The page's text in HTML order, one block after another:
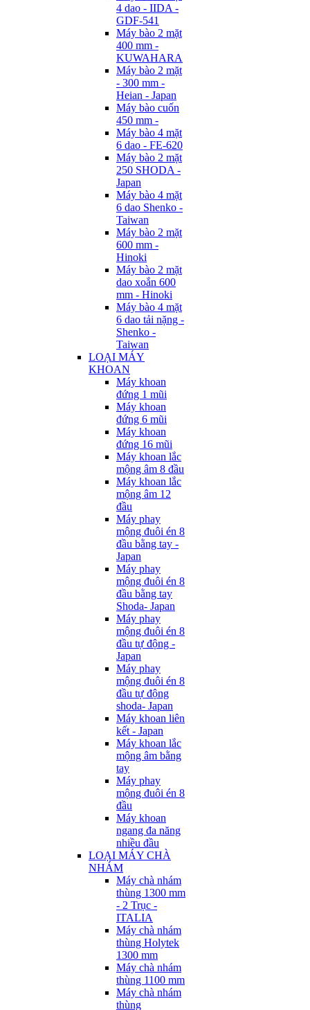
4 dao - IIDA -
GDF-541
Máy bào 2 mặt
400 mm -
KUWAHARA
Máy bào 2 mặt
- 300 mm -
Heian - Japan
Máy bào cuốn
450 mm -
Máy bào 4 mặt
6 dao - FE-620
Máy bào 2 mặt
250 SHODA -
Japan
Máy bào 4 mặt
6 dao Shenko -
Taiwan
Máy bào 2 mặt
600 mm -
Hinoki
Máy bào 2 mặt
dao xoắn 600
mm - Hinoki
Máy bào 4 mặt
6 dao tải nặng -
Shenko -
Taiwan
LOẠI MÁY
KHOAN
Máy khoan
đứng 1 mũi
Máy khoan
đứng 6 mũi
Máy khoan
đứng 16 mũi
Máy khoan lắc
mộng âm 8 đầu
Máy khoan lắc
mộng âm 12
đầu
Máy phay
mộng đuôi én 8
đầu bằng tay -
Japan
Máy phay
mộng đuôi én 8
đầu bằng tay
Shoda- Japan
Máy phay
mộng đuôi én 8
đầu tự động -
Japan
Máy phay
mộng đuôi én 8
đầu tự động
shoda- Japan
Máy khoan liên
kết - Japan
Máy khoan lắc
mộng âm bằng
tay
Máy phay
mộng đuôi én 8
đầu
Máy khoan
ngang đa năng
nhiều đầu
LOẠI MÁY CHÀ
NHÁM
Máy chà nhám
thùng 1300 mm
- 2 Trục -
ITALIA
Máy chà nhám
thùng Holytek
1300 mm
Máy chà nhám
thùng 1100 mm
Máy chà nhám
thùng